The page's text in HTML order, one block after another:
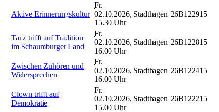
Aktive Erinnerungskultur
Fr.
02.10.2026,
15.30 Uhr
Stadthagen 26B122915
Tanz trifft auf Tradition
im Schaumburger Land
Fr.
02.10.2026,
16.00 Uhr
Stadthagen 26B122815
Zwischen Zuhören und
Widersprechen
Fr.
02.10.2026,
16.00 Uhr
Stadthagen 26B122415
Clown trifft auf
Demokratie
Fr.
02.10.2026,
15.00 Uhr
Stadthagen 26B122215